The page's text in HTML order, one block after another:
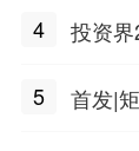
4
投资
5
首发|